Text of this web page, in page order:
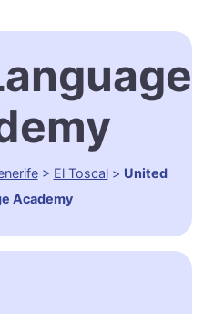
> El Toscal> United
Academy